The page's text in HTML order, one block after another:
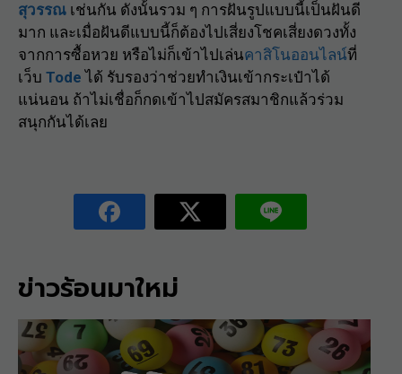
สุวรรณ เช่นกัน ดังนั้นรวม ๆ การฝันรูปแบบนี้เป็นฝันดี
มาก และเมื่อฝันดีแบบนี้ก็ต้องไปเสี่ยงโชคเสี่ยงดวงทั้ง
จากการซื้อหวย หรือไม่ก็เข้าไปเล่นคาสิโนออนไลน์ที่
เว็บ Tode ได้ รับรองว่าช่วยทำเงินเข้ากระเป๋าได้
แน่นอน ถ้าไม่เชื่อก็กดเข้าไปสมัครสมาชิกแล้วร่วม
สนุกกันได้เลย
ข่าวร้อนมาใหม่